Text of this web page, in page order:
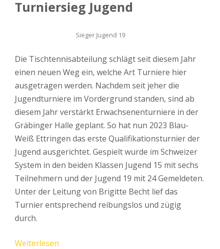
Turniersieg Jugend
Sieger Jugend 19
Die Tischtennisabteilung schlägt seit diesem Jahr
einen neuen Weg ein, welche Art Turniere hier
ausgetragen werden. Nachdem seit jeher die
Jugendturniere im Vordergrund standen, sind ab
diesem Jahr verstärkt Erwachsenenturniere in der
Gräbinger Halle geplant. So hat nun 2023 Blau-
Weiß Ettringen das erste Qualifikationsturnier der
Jugend ausgerichtet. Gespielt wurde im Schweizer
System in den beiden Klassen Jugend 15 mit sechs
Teilnehmern und der Jugend 19 mit 24 Gemeldeten.
Unter der Leitung von Brigitte Becht lief das
Turnier entsprechend reibungslos und zügig
durch.
Weiterlesen